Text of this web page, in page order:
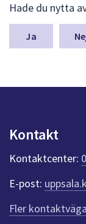
ä
m
a
n
k
t
e
r
f
ö
r
Hade du nytta
Kontakt
Kontaktcenter:
E-post:
Fler